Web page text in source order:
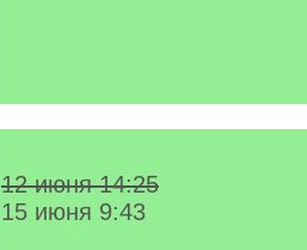
12 июня 14:25
15 июня 9:43